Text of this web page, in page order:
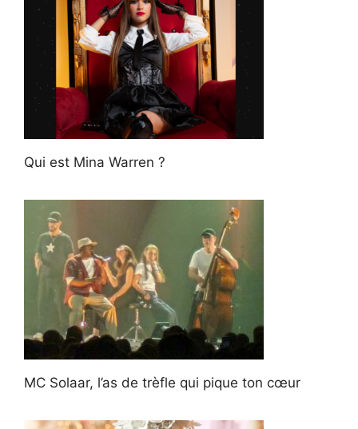
Qui est Mina Warren ?
MC Solaar, l’as de trèfle qui pique ton cœur